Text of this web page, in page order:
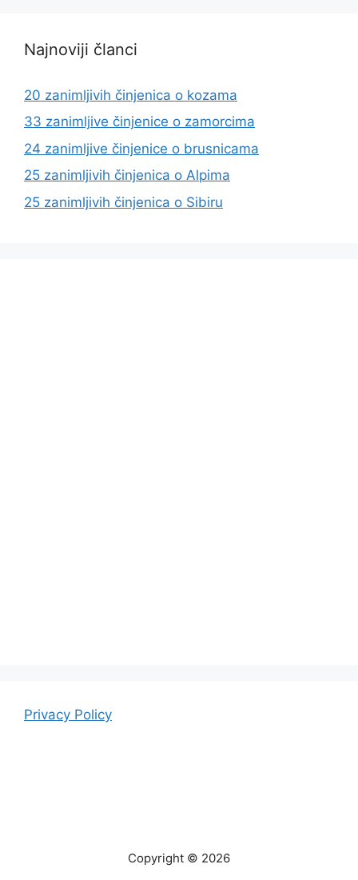
Najnoviji članci
20 zanimljivih činjenica o kozama
33 zanimljive činjenice o zamorcima
24 zanimljive činjenice o brusnicama
25 zanimljivih činjenica o Alpima
25 zanimljivih činjenica o Sibiru
Privacy Policy
Copyright © 2026